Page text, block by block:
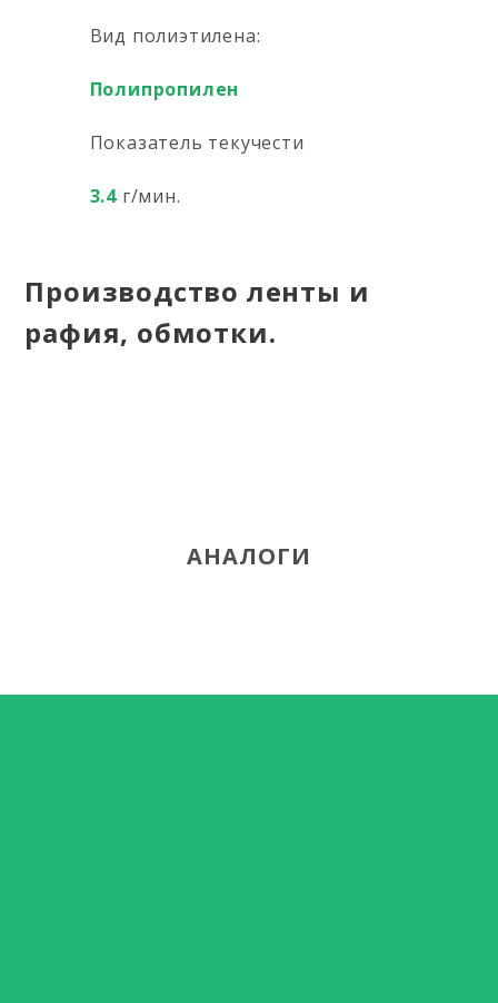
Вид полиэтилена:
Полипропилен
Показатель текучести
3.4 г/мин.
Производство ленты и
рафия, обмотки.
АНАЛОГИ